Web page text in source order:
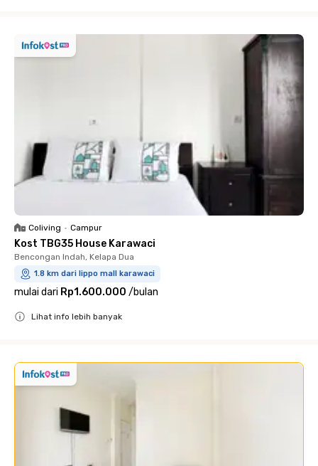
Coliving • Campur
Kost TBG35 House Karawaci
Bencongan Indah, Kelapa Dua
1.8 km dari lippo mall karawaci
mulai dari Rp1.600.000 /bulan
Lihat info lebih banyak